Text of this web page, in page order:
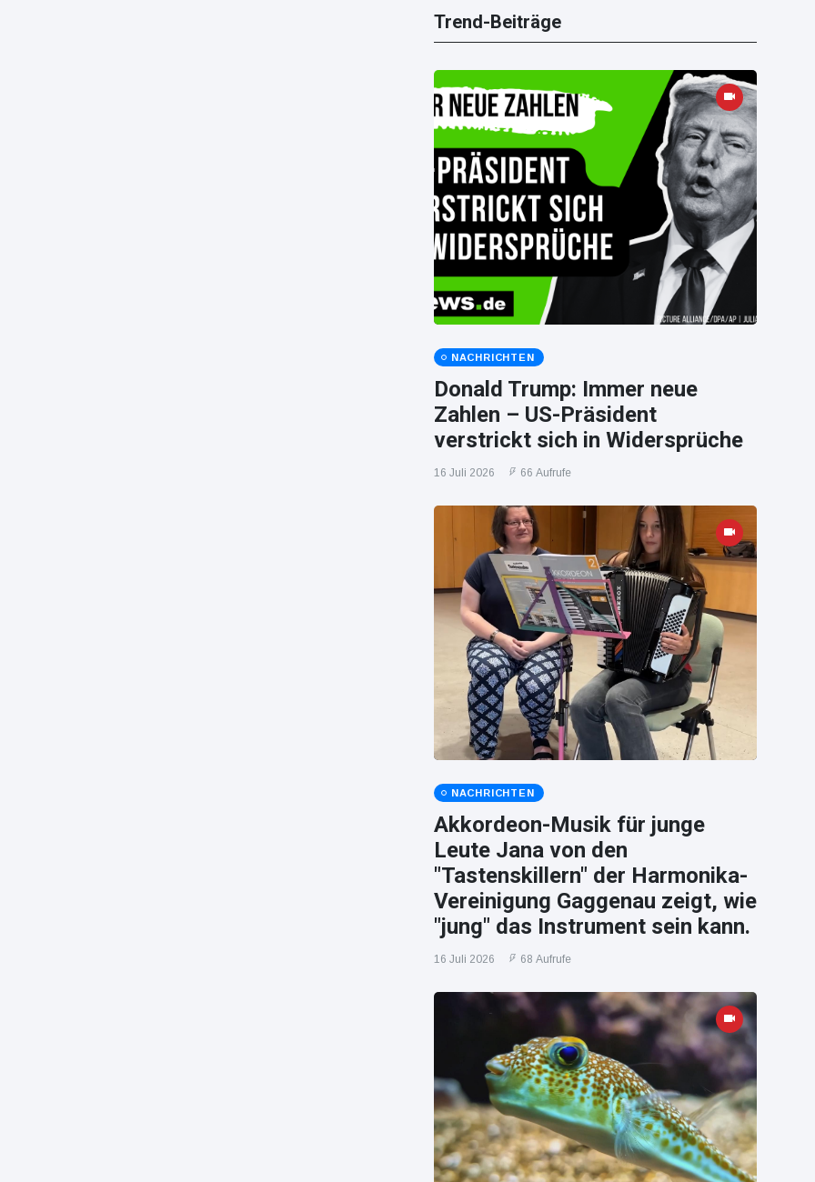
Trend-Beiträge
NACHRICHTEN
Donald Trump: Immer neue
Zahlen – US-Präsident
verstrickt sich in Widersprüche
16 Juli 2026 66 Aufrufe
NACHRICHTEN
Akkordeon-Musik für junge
Leute Jana von den
"Tastenskillern" der Harmonika-
Vereinigung Gaggenau zeigt, wie
"jung" das Instrument sein kann.
16 Juli 2026 68 Aufrufe